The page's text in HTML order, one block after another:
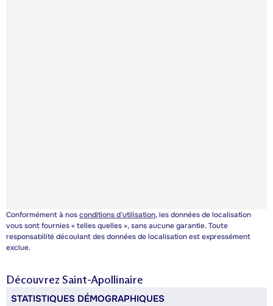
Conformément à nosconditions d’utilisation, les données de localisation
vous sont fournies « telles quelles », sans aucune garantie. Toute
responsabilité découlant des données de localisation est expressément
exclue.
Découvrez Saint-Apollinaire
STATISTIQUES DÉMOGRAPHIQUES